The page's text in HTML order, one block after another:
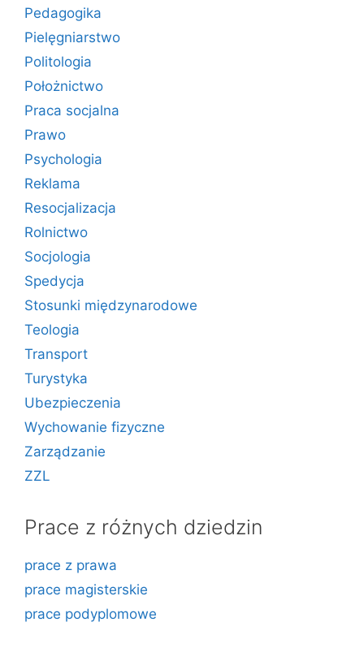
Pedagogika
Pielęgniarstwo
Politologia
Położnictwo
Praca socjalna
Prawo
Psychologia
Reklama
Resocjalizacja
Rolnictwo
Socjologia
Spedycja
Stosunki międzynarodowe
Teologia
Transport
Turystyka
Ubezpieczenia
Wychowanie fizyczne
Zarządzanie
ZZL
Prace z różnych dziedzin
prace z prawa
prace magisterskie
prace podyplomowe